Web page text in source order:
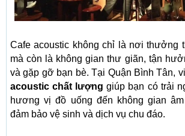
Cafe acoustic không chỉ là nơi thưởng
mà còn là không gian thư giãn, tận
và gặp gỡ bạn bè. Tại Quận Bình Tân,
acoustic chất lượng giúp bạn có trải
hương vị đồ uống đến không gian
đảm bảo vệ sinh và dịch vụ chu đáo.